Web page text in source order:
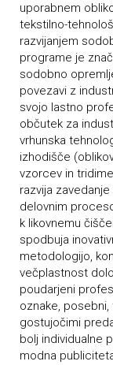
uporabnem
tekstilno-
razvijanjem
programe je
sodobno
povezavi z
svojo lastno
občutek za
vrhunska
izhodišče
vzorcev in
razvija
delovnim
k likovnemu
spodbuja
metodologijo,
večplastnost
poudarjeni
oznake,
gostujočimi
bolj individualne
modna